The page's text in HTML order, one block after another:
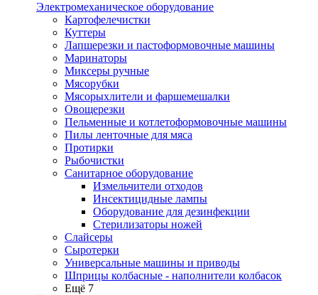
Электромеханическое оборудование
Картофелечистки
Куттеры
Лапшерезки и пастоформовочные машины
Маринаторы
Миксеры ручные
Мясорубки
Мясорыхлители и фаршемешалки
Овощерезки
Пельменные и котлетоформовочные машины
Пилы ленточные для мяса
Протирки
Рыбочистки
Санитарное оборудование
Измельчители отходов
Инсектицидные лампы
Оборудование для дезинфекции
Стерилизаторы ножей
Слайсеры
Сыротерки
Универсальные машины и приводы
Шприцы колбасные - наполнители колбасок
Ещё 7